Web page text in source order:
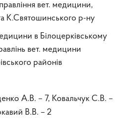
вет. медицини,
К.Святошинського р-ну
в Білоцерківському
вет. медицини
районів
А.В. – 7, Ковальчук С.В. –
В.В. – 2